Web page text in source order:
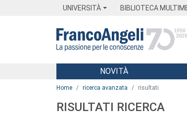
UNIVERSITÀ BIBLIOTECA
Menu
NOVITÀ
Home ricerca avanzata risultati
RISULTATI RICERCA